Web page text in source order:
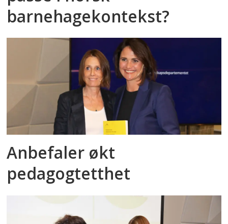
barnehagekontekst?
Anbefaler økt
pedagogtetthet